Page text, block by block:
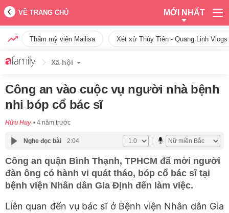
VỀ TRANG CHỦ MỚI NHẤT
Thẩm mỹ viện Mailisa Xét xử Thùy Tiên - Quang Linh
Xã hội
Công an vào cuộc vụ người nhà bệnh
nhi bóp cổ bác sĩ
Hữu Huy 4 năm trước
Nghe đọc bài 2:04
Công an quận Bình Thạnh, TPHCM đã mời người
đàn ông có hành vi quát tháo, bóp cổ bác sĩ tại
bệnh viện Nhân dân Gia Định đến làm việc.
Liên quan đến vụ bác sĩ ở Bệnh viện Nhân dân Gia